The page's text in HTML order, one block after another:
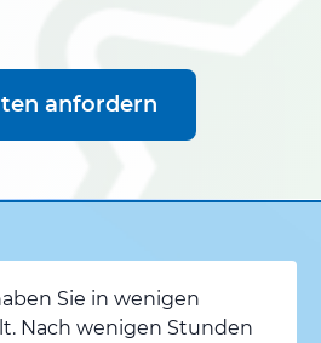
anfordern
Sie in wenigen
Nach wenigen Stunden